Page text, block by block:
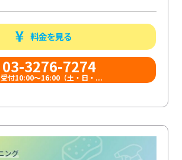
料金を見る
03-3276-7274
受付10:00〜16:00（土・日・...